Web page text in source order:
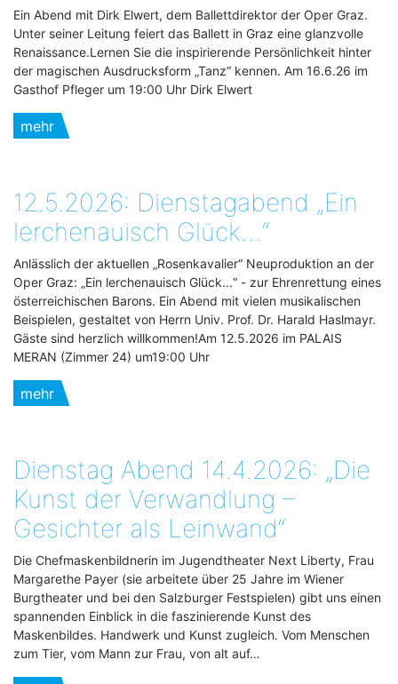
Ein Abend mit Dirk Elwert, dem Ballettdirektor der Oper Graz.
Unter seiner Leitung feiert das Ballett in Graz eine glanzvolle
Renaissance.Lernen Sie die inspirierende Persönlichkeit hinter
der magischen Ausdrucksform „Tanz“ kennen. Am 16.6.26 im
Gasthof Pfleger um 19:00 Uhr Dirk Elwert
mehr
12.5.2026: Dienstagabend „Ein
lerchenauisch Glück…“
Anlässlich der aktuellen „Rosenkavalier“ Neuproduktion an der
Oper Graz: „Ein lerchenauisch Glück...“ - zur Ehrenrettung eines
österreichischen Barons. Ein Abend mit vielen musikalischen
Beispielen, gestaltet von Herrn Univ. Prof. Dr. Harald Haslmayr.
Gäste sind herzlich willkommen!Am 12.5.2026 im PALAIS
MERAN (Zimmer 24) um19:00 Uhr
mehr
Dienstag Abend 14.4.2026: „Die
Kunst der Verwandlung –
Gesichter als Leinwand“
Die Chefmaskenbildnerin im Jugendtheater Next Liberty, Frau
Margarethe Payer (sie arbeitete über 25 Jahre im Wiener
Burgtheater und bei den Salzburger Festspielen) gibt uns einen
spannenden Einblick in die faszinierende Kunst des
Maskenbildes. Handwerk und Kunst zugleich. Vom Menschen
zum Tier, vom Mann zur Frau, von alt auf…